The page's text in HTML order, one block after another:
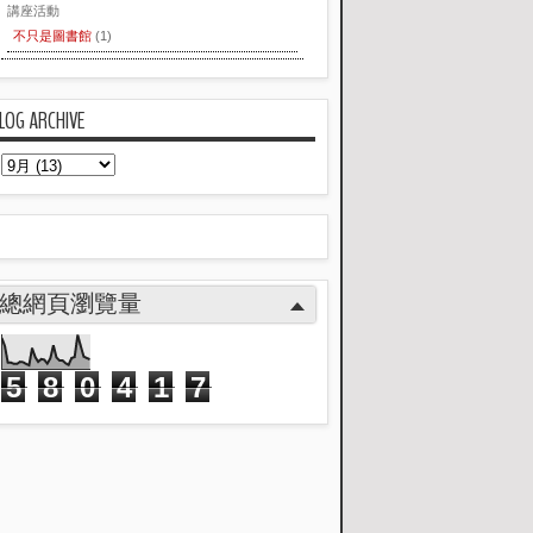
講座活動
不只是圖書館 (1)
ARCHIVE
總網頁瀏覽量
5 8 0 4 1 7